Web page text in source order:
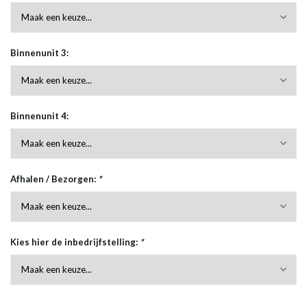
Binnenunit 3:
Binnenunit 4:
Afhalen / Bezorgen: *
Kies hier de inbedrijfstelling: *